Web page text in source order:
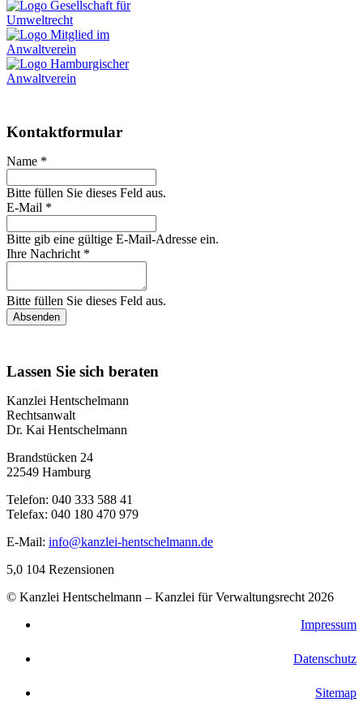
Kontaktformular
Name *
Bitte füllen Sie dieses Feld aus.
E-Mail *
Bitte gib eine gültige E-Mail-Adresse ein.
Ihre Nachricht *
Bitte füllen Sie dieses Feld aus.
Absenden
Lassen Sie sich beraten
Kanzlei Hentschelmann
Rechtsanwalt
Dr. Kai Hentschelmann
Brandstücken 24
22549 Hamburg
Telefon: 040 333 588 41
Telefax: 040 180 470 979
E-Mail: info@kanzlei-hentschelmann.de
5,0 104 Rezensionen
© Kanzlei Hentschelmann – Kanzlei für Verwaltungsrecht 2026
Impressum
Datenschutz
Sitemap